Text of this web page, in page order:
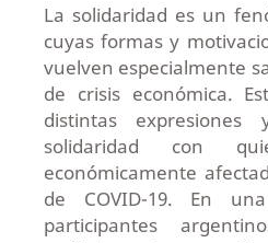
La solidaridad es un
cuyas formas y
vuelven especialmente
de crisis económica.
distintas expresiones
solidaridad con
económicamente
de COVID-19. En
participantes